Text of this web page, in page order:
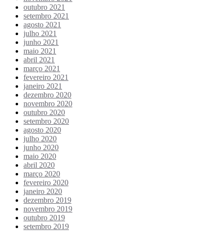
outubro 2021
setembro 2021
agosto 2021
julho 2021
junho 2021
maio 2021
abril 2021
março 2021
fevereiro 2021
janeiro 2021
dezembro 2020
novembro 2020
outubro 2020
setembro 2020
agosto 2020
julho 2020
junho 2020
maio 2020
abril 2020
março 2020
fevereiro 2020
janeiro 2020
dezembro 2019
novembro 2019
outubro 2019
setembro 2019